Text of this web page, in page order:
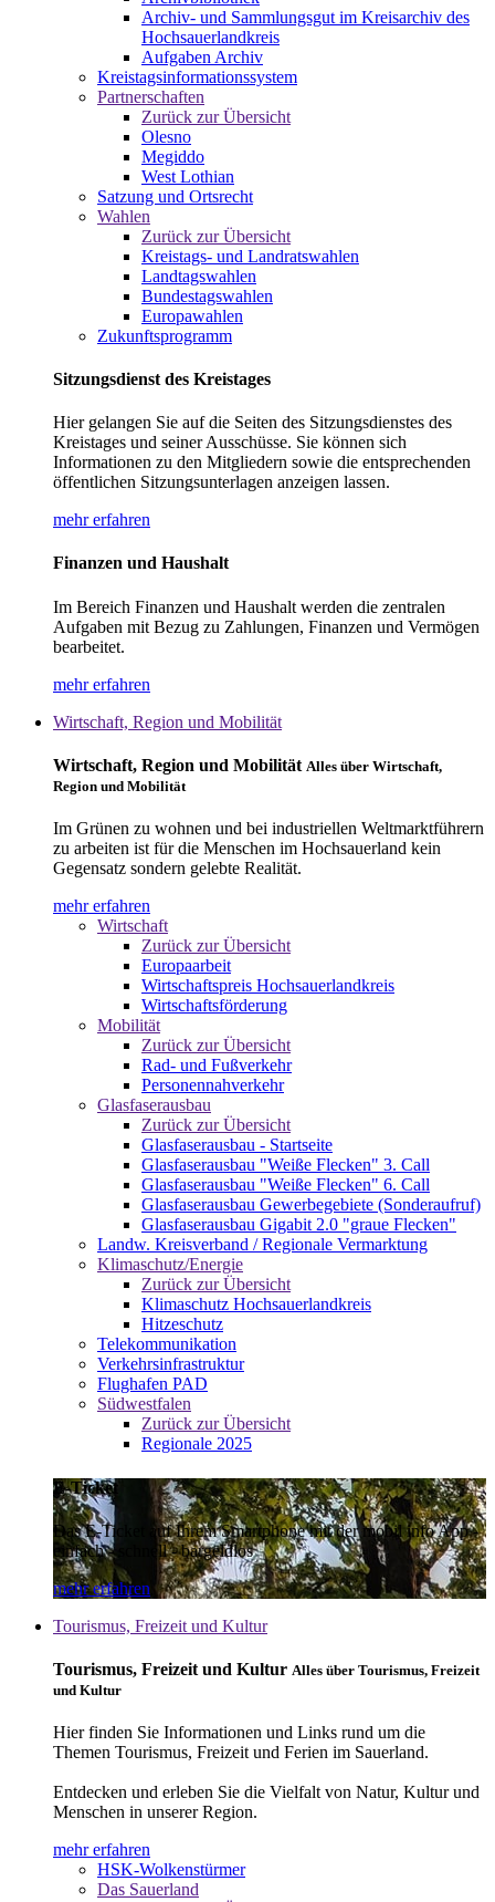
Archiv- und Sammlungsgut im Kreisarchiv des
Hochsauerlandkreis
Aufgaben Archiv
Kreistagsinformationssystem
Partnerschaften
Zurück zur Übersicht
Olesno
Megiddo
West Lothian
Satzung und Ortsrecht
Wahlen
Zurück zur Übersicht
Kreistags- und Landratswahlen
Landtagswahlen
Bundestagswahlen
Europawahlen
Zukunftsprogramm
Sitzungsdienst des Kreistages
Hier gelangen Sie auf die Seiten des Sitzungsdienstes des
Kreistages und seiner Ausschüsse. Sie können sich
Informationen zu den Mitgliedern sowie die entsprechenden
öffentlichen Sitzungsunterlagen anzeigen lassen.
mehr erfahren
Finanzen und Haushalt
Im Bereich Finanzen und Haushalt werden die zentralen
Aufgaben mit Bezug zu Zahlungen, Finanzen und Vermögen
bearbeitet.
mehr erfahren
Wirtschaft, Region und Mobilität
Wirtschaft, Region und Mobilität Alles über Wirtschaft,
Region und Mobilität
Im Grünen zu wohnen und bei industriellen Weltmarktführern
zu arbeiten ist für die Menschen im Hochsauerland kein
Gegensatz sondern gelebte Realität.
mehr erfahren
Wirtschaft
Zurück zur Übersicht
Europaarbeit
Wirtschaftspreis Hochsauerlandkreis
Wirtschaftsförderung
Mobilität
Zurück zur Übersicht
Rad- und Fußverkehr
Personennahverkehr
Glasfaserausbau
Zurück zur Übersicht
Glasfaserausbau - Startseite
Glasfaserausbau "Weiße Flecken" 3. Call
Glasfaserausbau "Weiße Flecken" 6. Call
Glasfaserausbau Gewerbegebiete (Sonderaufruf)
Glasfaserausbau Gigabit 2.0 "graue Flecken"
Landw. Kreisverband / Regionale Vermarktung
Klimaschutz/Energie
Zurück zur Übersicht
Klimaschutz Hochsauerlandkreis
Hitzeschutz
Telekommunikation
Verkehrsinfrastruktur
Flughafen PAD
Südwestfalen
Zurück zur Übersicht
Regionale 2025
E-Ticket
Das E-Ticket auf Ihrem Smartphone mit der mobil info App -
einfach - schnell - bargeldlos
mehr erfahren
Tourismus, Freizeit und Kultur
Tourismus, Freizeit und Kultur Alles über Tourismus, Freizeit
und Kultur
Hier finden Sie Informationen und Links rund um die
Themen Tourismus, Freizeit und Ferien im Sauerland.
Entdecken und erleben Sie die Vielfalt von Natur, Kultur und
Menschen in unserer Region.
mehr erfahren
HSK-Wolkenstürmer
Das Sauerland